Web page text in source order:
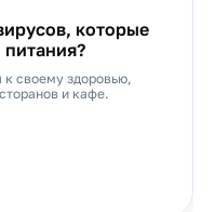
которые
к своему здоровью,
и кафе.